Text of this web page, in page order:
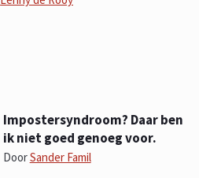
Impostersyndroom? Daar ben
ik niet goed genoeg voor.
DoorSander Famil